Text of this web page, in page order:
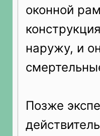
оконной
наружу, и
Позже